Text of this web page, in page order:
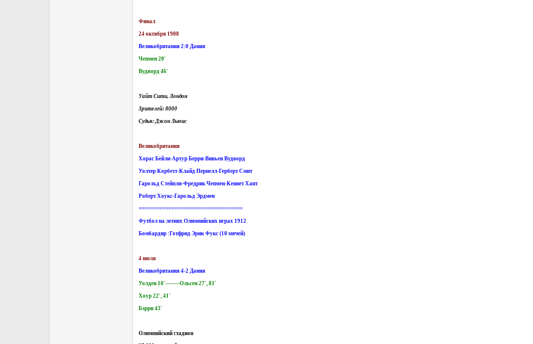
Финал
24 октября 1908
Великобритания 2:0 Дания
Чепмен 20′
Вудворд 46′
Уайт Сити, Лондон
Зрителей: 8000
Судья: Джон Льюис
Великобритания
Хорас Бейли-Артур Берри-Вивьен Вудворд
Уолтер Корбетт-Клайд Пернелл-Герберт Смит
Гарольд Стейпли-Фредрик Чепмен-Кеннет Хант
Роберт Хоукс-Гарольд Эрдмен
===================================
Футбол на летних Олимпийских играх 1912
Бомбардир :Готфрид Эрик Фукс (10 мячей)
4 июля
Великобритания 4-2 Дания
Уолден 10'--------Ольсен 27', 81'
Хоур 22', 41'
Бэрри 43'
Олимпийский стадион